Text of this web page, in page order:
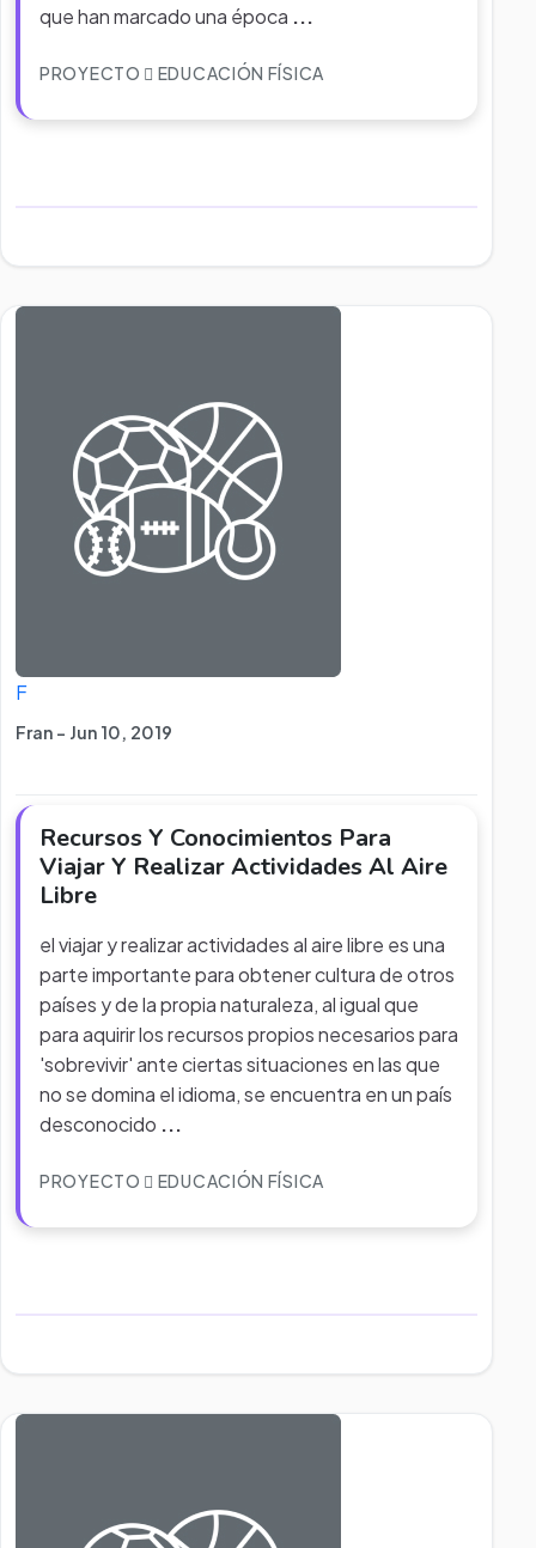
que han marcado una época ...
PROYECTO EDUCACIÓN FÍSICA
F
Fran - Jun 10, 2019
Recursos Y Conocimientos Para
Viajar Y Realizar Actividades Al Aire
Libre
el viajar y realizar actividades al aire libre es una
parte importante para obtener cultura de otros
países y de la propia naturaleza, al igual que
para aquirir los recursos propios necesarios para
'sobrevivir' ante ciertas situaciones en las que
no se domina el idioma, se encuentra en un país
desconocido ...
PROYECTO EDUCACIÓN FÍSICA